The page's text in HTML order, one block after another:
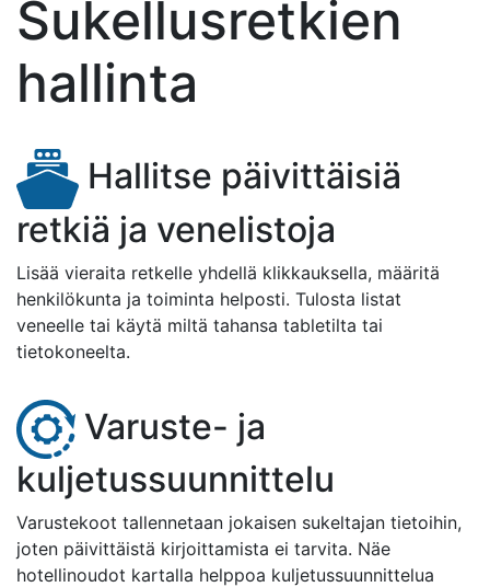
Sukellusretkien
hallinta
Hallitse päivittäisiä
retkiä ja venelistoja
Lisää vieraita retkelle yhdellä klikkauksella, määritä
henkilökunta ja toiminta helposti. Tulosta listat
veneelle tai käytä miltä tahansa tabletilta tai
tietokoneelta.
Varuste- ja
kuljetussuunnittelu
Varustekoot tallennetaan jokaisen sukeltajan tietoihin,
joten päivittäistä kirjoittamista ei tarvita. Näe
hotellinoudot kartalla helppoa kuljetussuunnittelua